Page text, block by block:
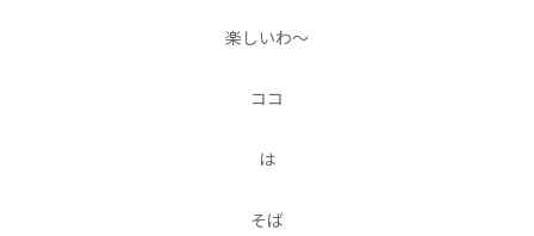
楽しいわ〜
ココ
は
そば